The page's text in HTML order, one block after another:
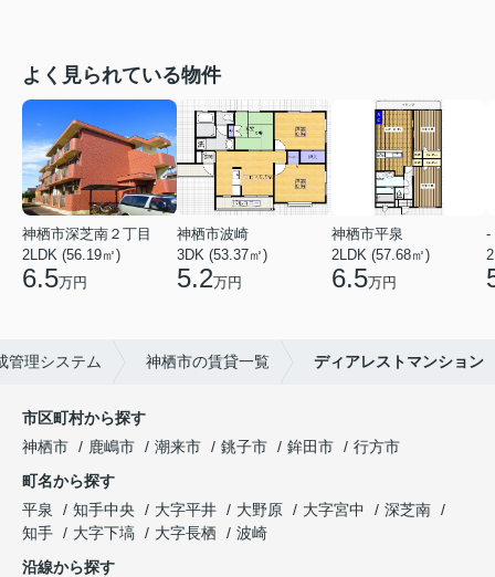
よく見られている物件
神栖市深芝南２丁目
2LDK (56.19㎡)
6.5万円
神栖市波崎
3DK (53.37㎡)
5.2万円
神栖市平泉
2LDK (57.68㎡)
6.5万円
-
管理システム 神栖市の賃貸一覧 ディアレストマンション
市区町村から探す
神栖市
鹿嶋市 潮来市 銚子市 鉾田市
行方市
町名から探す
平泉
知手中央 大字平井 大野原 大字宮中
深芝南
知手
大字下塙 大字長栖
波崎
沿線から探す